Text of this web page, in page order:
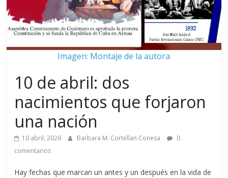
Imagen: Montaje de la autora
10 de abril: dos
nacimientos que forjaron
una nación
10 abril, 2026 Barbara M. Cortellan Conesa
0
comentarios
Hay fechas que marcan un antes y un después en la vida de